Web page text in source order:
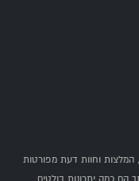
וחוות דעת מפורטות